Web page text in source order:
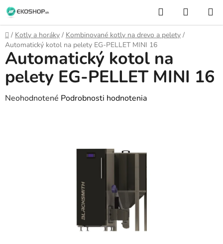
Prejsť
na
obsah
Hľadať
KOŠÍK
Domov
/ Kotly a horáky / Kombinované kotly na drevo a pelety /
Automatický kotol na pelety EG-PELLET MINI 16
Automatický kotol na
pelety EG-PELLET MINI 16
Priemerné
Neohodnotené Podrobnosti hodnotenia